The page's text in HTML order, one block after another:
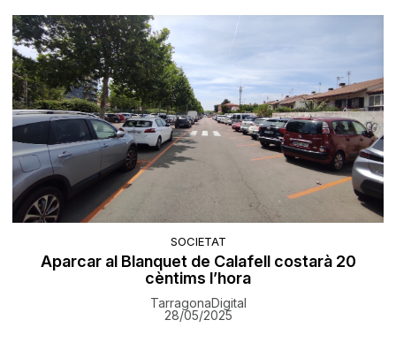
SOCIETAT
Aparcar al Blanquet de Calafell costarà 20
cèntims l’hora
TarragonaDigital
28/05/2025